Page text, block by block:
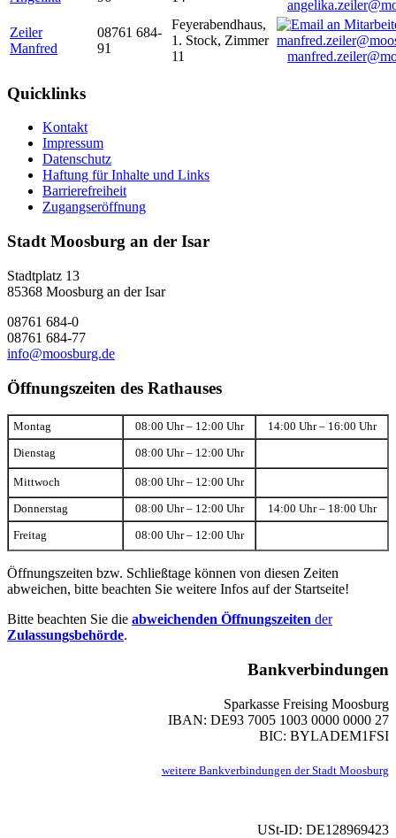
Zeiler
Manfred
08761 684-
91
Feyerabendhaus,
1. Stock, Zimmer
11
Quicklinks
Kontakt
Impressum
Datenschutz
Haftung für Inhalte und Links
Barrierefreiheit
Zugangseröffnung
Stadt Moosburg an der Isar
Stadtplatz 13
85368 Moosburg an der Isar
08761 684-0
08761 684-77
info@moosburg.de
Öffnungszeiten des Rathauses
Montag 08:00 Uhr – 12:00 Uhr 14:00 Uhr – 16:00 Uhr
Dienstag 08:00 Uhr – 12:00 Uhr
Mittwoch 08:00 Uhr – 12:00 Uhr
Donnerstag 08:00 Uhr – 12:00 Uhr 14:00 Uhr – 18:00 Uhr
Freitag 08:00 Uhr – 12:00 Uhr
Öffnungszeiten bzw. Schließtage können von diesen Zeiten
abweichen, bitte beachten Sie weitere Infos auf der Startseite!
Bitte beachten Sie die abweichenden Öffnungszeiten der
Zulassungsbehörde.
Bankverbindungen
Sparkasse Freising Moosburg
IBAN: DE93 7005 1003 0000 0000 27
BIC: BYLADEM1FSI
weitere Bankverbindungen der Stadt Moosburg
USt-ID: DE128969423